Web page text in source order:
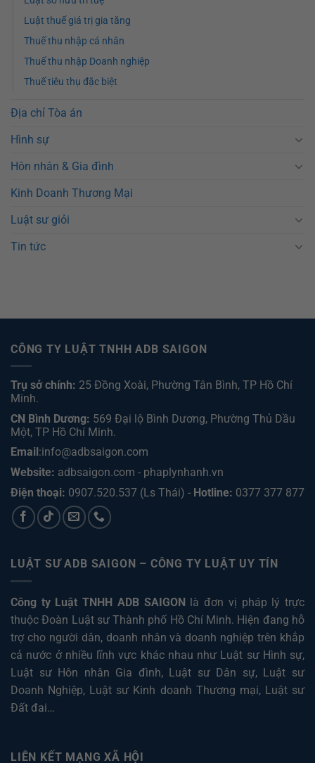
Luật thuế giá trị gia tăng
Thuế thu nhập cá nhân
Thuế thu nhập Doanh nghiệp
Thuế tiêu thụ đặc biệt
Địa chỉ Tòa án
Hình sự
Hôn nhân & Gia đình
Kinh Doanh Thương Mại
Luật sư giỏi
Tin tức
CÔNG TY LUẬT TNHH ADB SAIGON
Trụ sở chính: 25 Đồng Xoài, Phường Tân Bình, TP Hồ Chí
Minh.
CN Bình Dương: 569 Đại lộ Bình Dương, Phường Thủ Dầu
Một, TP Hồ Chí Minh.
Email :info@adbsaigon.com
Website: adbsaigon.com - phaplynhanh.vn
Điện thoại: 0907.520.537 (Ls Thái) - Hotline: 0377 377 877
LUẬT SƯ ADB SAIGON – CÔNG TY LUẬT UY TÍN
Công ty Luật TNHH ADB SAIGONlà đơn vị pháp lý trực
thuộc Đoàn Luật sư Thành phố Hồ Chí Minh. Hiện đang hỗ
trợ cho người dân, doanh nhân và doanh nghiệp trên khắp
cả nước ở nhiều lĩnh vực khác nhau như Luật sư Hình sự,
Luật sư Hôn nhân Gia đình, Luật sư Dân sự, Luật sư
Doanh Nghiệp, Luật sư Kinh doanh Thương mại, Luật sư
Đất đai…
LIÊN KẾT MẠNG XÃ HỘI